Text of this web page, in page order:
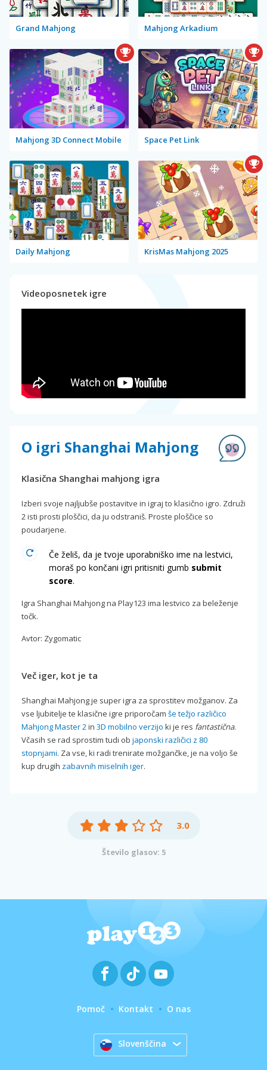
Grand Mahjong Mahjong Arkadium
Mahjong 3D Connect Mobile Space Pet Link
Daily Mahjong KrisMas Mahjong 2025
Videoposnetek igre
O igri Shanghai Mahjong
Klasična Shanghai mahjong igra
Izberi svoje najljubše postavitve in igraj to klasično igro. Združi
2 isti prosti ploščici, da ju odstraniš. Proste ploščice so
poudarjene.
Če želiš, da je tvoje uporabniško ime na lestvici,
moraš po končani igri pritisniti gumb submit
score.
Igra Shanghai Mahjong na Play123 ima lestvico za beleženje
točk.
Avtor: Zygomatic
Več iger, kot je ta
Shanghai Mahjong je super igra za sprostitev možganov. Za
vse ljubitelje te klasične igre priporočam še težjo različico
Mahjong Master 2in 3D mobilno verzijo ki je res fantastična.
Včasih se rad sprostim tudi ob japonski različici z 80
stopnjami. Za vse, ki radi trenirate možgančke, je na voljo še
kup drugih zabavnih miselnih iger.
3.0
Število glasov: 5
Pomoč Kontakt O nas
Slovenščina